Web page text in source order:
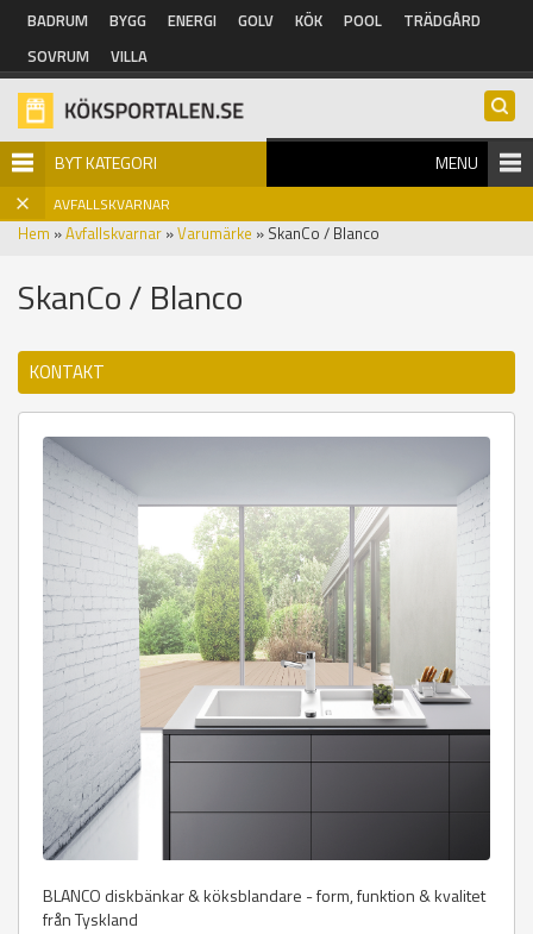
Hoppa till huvudinnehåll
BADRUM BYGG ENERGI GOLV KÖK POOL
TRÄDGÅRD
SOVRUM
VILLA
BYT KATEGORI MENU
AVFALLSKVARNAR
Hem »Avfallskvarnar »Varumärke » SkanCo / Blanco
SkanCo / Blanco
KONTAKT
BLANCO diskbänkar & köksblandare - form, funktion & kvalitet
från Tyskland